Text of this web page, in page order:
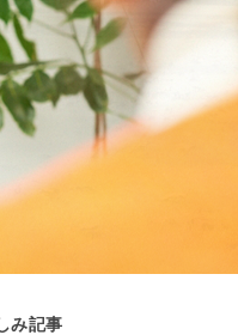
み記事